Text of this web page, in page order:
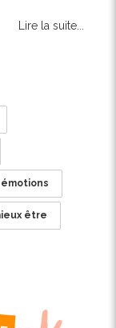
Lire la suite...
émotions
être